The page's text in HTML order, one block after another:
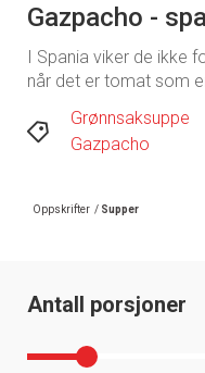
Gazpacho -
I Spania viker de ikke
når det er tomat som
Grønnsaksuppe
Gazpacho
Oppskrifter / Supper
Antall porsjoner